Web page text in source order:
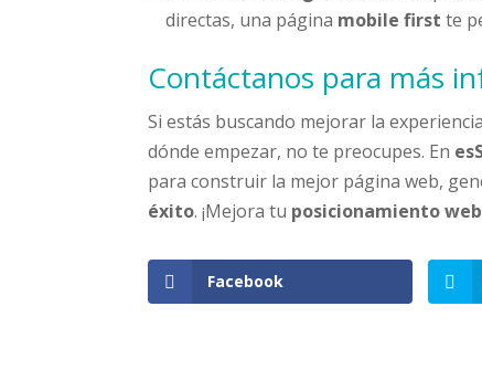
directas, una página mobile firstte
Contáctanos para más
Si estás buscando mejorar la
dónde empezar, no te preocupes. En
para construir la mejor página web,
éxito. ¡Mejora tu posicionamiento web
Facebook